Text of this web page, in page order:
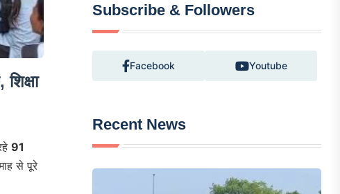
91
से पूरे
Subscribe & Followers
Facebook Youtube
Recent News